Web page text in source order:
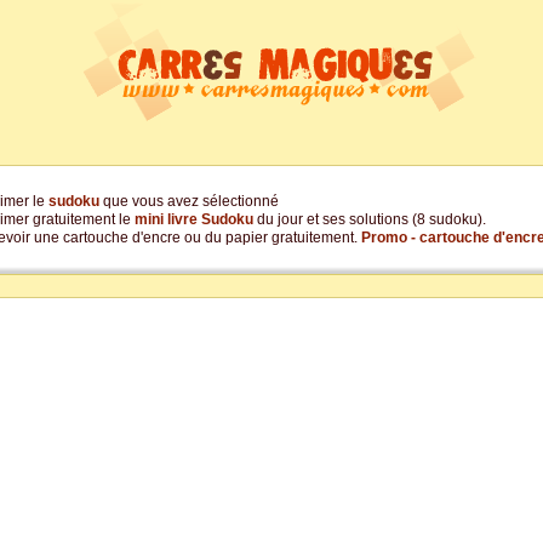
le sudokuque vous avez sélectionné
gratuitement le mini livre Sudokudu jour et ses solutions (8 sudoku).
une cartouche d'encre ou du papier gratuitement. Promo - cartouche